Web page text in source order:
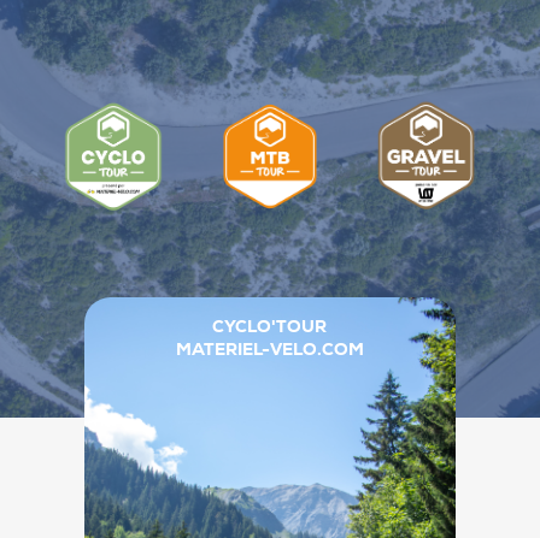
CYCLO'TOUR
MATERIEL-VELO.COM